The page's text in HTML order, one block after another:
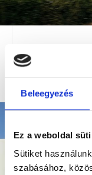
Beleegyezés
Ez a weboldal
Sütiket
szabásához,
Adja meg